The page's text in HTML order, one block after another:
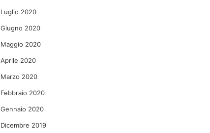
Luglio 2020
Giugno 2020
Maggio 2020
Aprile 2020
Marzo 2020
Febbraio 2020
Gennaio 2020
Dicembre 2019